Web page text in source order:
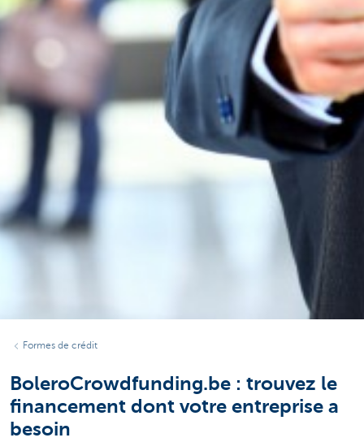
Formes de crédit
BoleroCrowdfunding.be : trouvez le
financement dont votre entreprise a
besoin